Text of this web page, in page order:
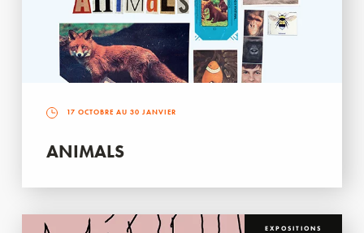
17 OCTOBRE AU 30 JANVIER
ANIMALS
EXPOSITIONS